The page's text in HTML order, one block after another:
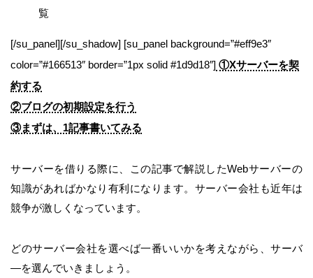
覧
[/su_panel][/su_shadow] [su_panel background=”#eff9e3″
color=”#166513″ border=”1px solid #1d9d18″] ①Xサーバーを契
約する
②ブログの初期設定を行う
③まずは、1記事書いてみる
サーバーを借りる際に、この記事で解説したWebサーバーの
知識があればかなり有利になります。サーバー会社も近年は
競争が激しくなっています。
どのサーバー会社を選べば一番いいかを考えながら、サーバ
―を選んでいきましょう。